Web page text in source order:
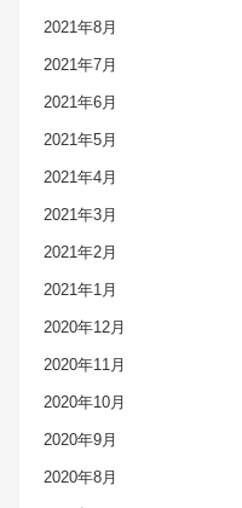
2021年8月
2021年7月
2021年6月
2021年5月
2021年4月
2021年3月
2021年2月
2021年1月
2020年12月
2020年11月
2020年10月
2020年9月
2020年8月